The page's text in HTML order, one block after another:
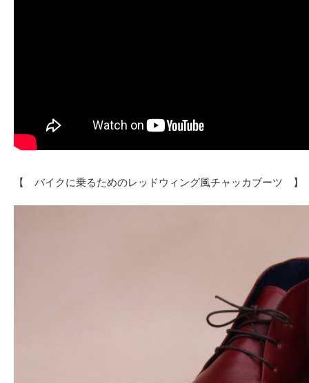
【 バイクに乗るためのレッドウィング風チャッカブーツ 】